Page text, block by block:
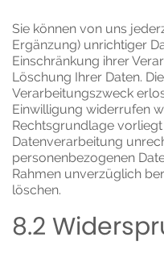
Sie können von uns
Ergänzung) unrichtiger
Einschränkung ihrer
Löschung Ihrer Daten.
Verarbeitungszweck
Einwilligung widerrufen
Rechtsgrundlage
Datenverarbeitung
personenbezogenen
Rahmen unverzüglich
löschen.
8.2